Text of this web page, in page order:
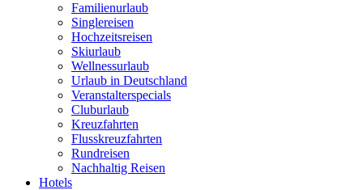
Familienurlaub
Singlereisen
Hochzeitsreisen
Skiurlaub
Wellnessurlaub
Urlaub in Deutschland
Veranstalterspecials
Cluburlaub
Kreuzfahrten
Flusskreuzfahrten
Rundreisen
Nachhaltig Reisen
Hotels